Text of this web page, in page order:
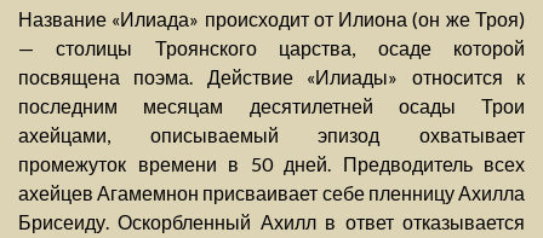
Название «Илиада» происходит от Илиона (он же Троя)
— столицы Троянского царства, осаде которой
посвящена поэма. Действие «Илиады» относится к
последним месяцам десятилетней осады Трои
ахейцами, описываемый эпизод охватывает
промежуток времени в 50 дней. Предводитель всех
ахейцев Агамемнон присваивает себе пленницу Ахилла
Брисеиду. Оскорбленный Ахилл в ответ отказывается